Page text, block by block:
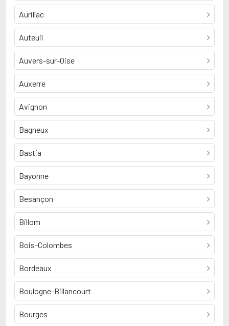
Aurillac
Auteuil
Auvers-sur-Oise
Auxerre
Avignon
Bagneux
Bastia
Bayonne
Besançon
Billom
Bois-Colombes
Bordeaux
Boulogne-Billancourt
Bourges